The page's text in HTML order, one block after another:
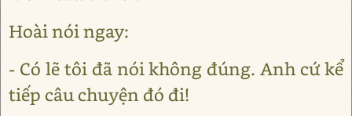
Hoài nói ngay:
- Có lẽ tôi đã nói không đúng. Anh cứ kể
tiếp câu chuyện đó đi!